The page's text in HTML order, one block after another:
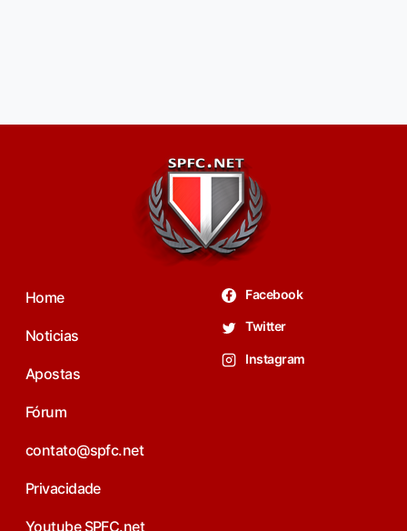
Home
Noticias
Apostas
Fórum
contato@spfc.net
Privacidade
Youtube SPFC.net
Facebook
Twitter
Instagram